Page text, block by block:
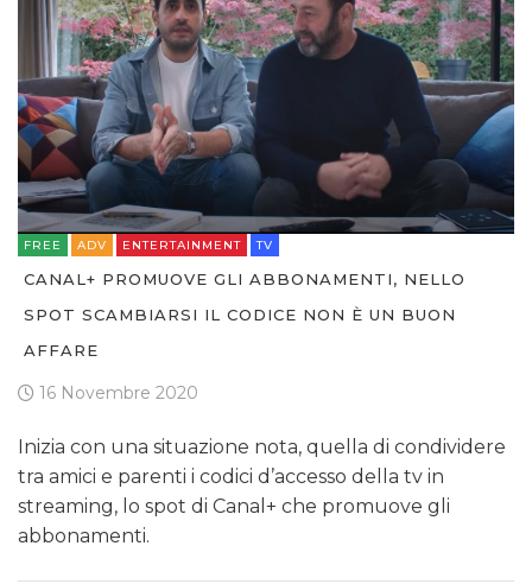
FREE ADV ENTERTAINMENT TV
CANAL+ PROMUOVE GLI ABBONAMENTI, NELLO
SPOT SCAMBIARSI IL CODICE NON È UN BUON
AFFARE
16 Novembre 2020
Inizia con una situazione nota, quella di condividere
tra amici e parenti i codici d’accesso della tv in
streaming, lo spot di Canal+ che promuove gli
abbonamenti.